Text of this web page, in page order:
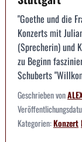
"Goethe und die
Konzerts mit
(Sprecherin) und
zu Beginn
Schuberts
Geschrieben von
Kategorien:Konzert